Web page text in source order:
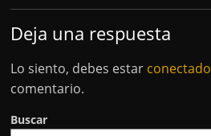
Deja una respuesta
Lo siento, debes estar conectado
comentario.
Buscar